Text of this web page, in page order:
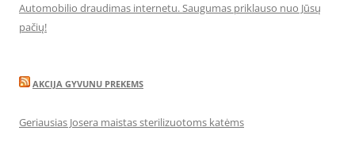
Automobilio draudimas internetu. Saugumas priklauso nuo Jūsų
pačių!
AKCIJA GYVUNU PREKEMS
Geriausias Josera maistas sterilizuotoms katėms